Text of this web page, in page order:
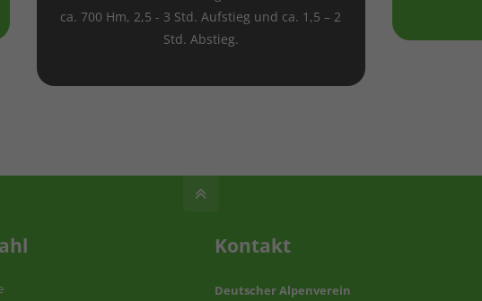
ca. 700 Hm, 2,5 - 3 Std. Aufstieg und ca. 1,5 – 2
Std. Abstieg.
Kontakt
Deutscher Alpenverein